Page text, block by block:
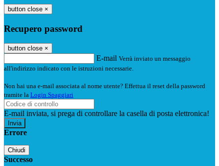
button close ×
Recupero password
button close ×
E-mail Verrà inviato un messaggio
all'indirizzo indicato con le istruzioni necessarie.
Non hai una e-mail associata al nome utente? Effettua il reset della password
tramite la Login Spaggiari
E-mail inviata, si prega di controllare la casella di posta elettronica!
Errore
Chiudi
Successo